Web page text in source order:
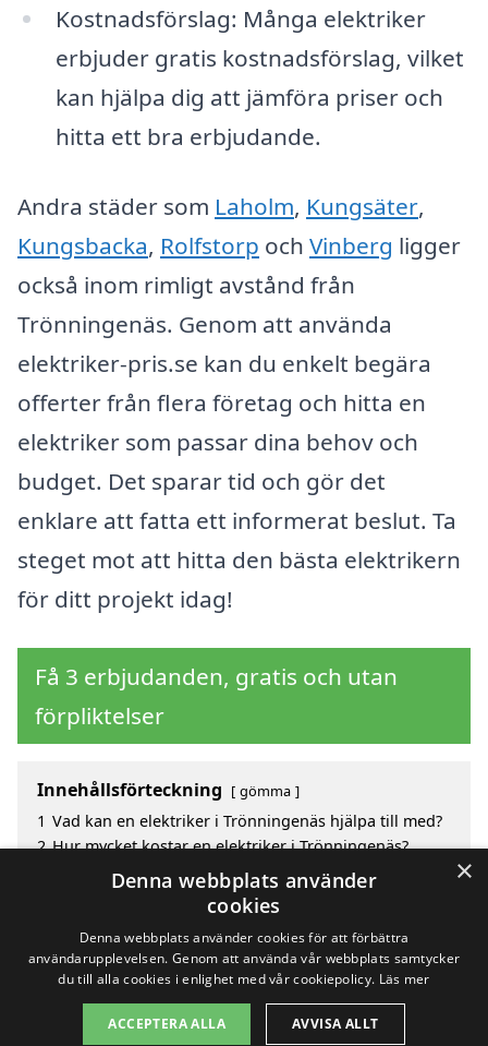
Kostnadsförslag: Många elektriker
erbjuder gratis kostnadsförslag, vilket
kan hjälpa dig att jämföra priser och
hitta ett bra erbjudande.
Andra städer som Laholm, Kungsäter,
Kungsbacka, Rolfstorp och Vinberg ligger
också inom rimligt avstånd från
Trönningenäs. Genom att använda
elektriker-pris.se kan du enkelt begära
offerter från flera företag och hitta en
elektriker som passar dina behov och
budget. Det sparar tid och gör det
enklare att fatta ett informerat beslut. Ta
steget mot att hitta den bästa elektrikern
för ditt projekt idag!
Få 3 erbjudanden, gratis och utan
förpliktelser
Innehållsförteckning gömma
1 Vad kan en elektriker i Trönningenäs hjälpa till med?
2 Hur mycket kostar en elektriker i Trönningenäs?
Fördelar med att välja elektriker i Trönningenäs
Sök efter en skicklig elektriker i de omgivande
Copyright 2026 - Pilanto Aps
×
Denna webbplats använder
cookies
Denna webbplats använder cookies för att förbättra
användarupplevelsen. Genom att använda vår webbplats samtycker
du till alla cookies i enlighet med vår cookiepolicy. Läs mer
ACCEPTERA ALLA AVVISA ALLT